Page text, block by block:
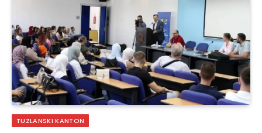
TUZLANSKI KANTON